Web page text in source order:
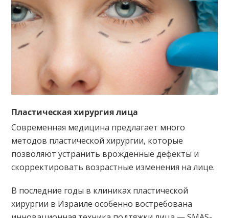
Пластическая хирургия лица
Современная медицина предлагает много
методов пластической хирургии, которые
позволяют устранить врожденные дефекты и
скорректировать возрастные изменения на лице.
В последние годы в клиниках пластической
хирургии в Израиле особенно востребована